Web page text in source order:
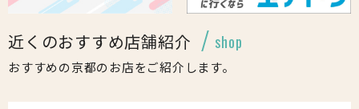
近くのおすすめ店舗紹介 shop
おすすめの京都のお店をご紹介します。